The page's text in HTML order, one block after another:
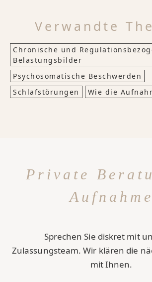
Verwandte
Chronische und
Belastungsbilder
Psychosomatische Beschwerden
Schlafstörungen
Wie die
Private
Aufnahme
Sprechen Sie diskret mit
Zulassungsteam. Wir klären die
mit Ihnen.